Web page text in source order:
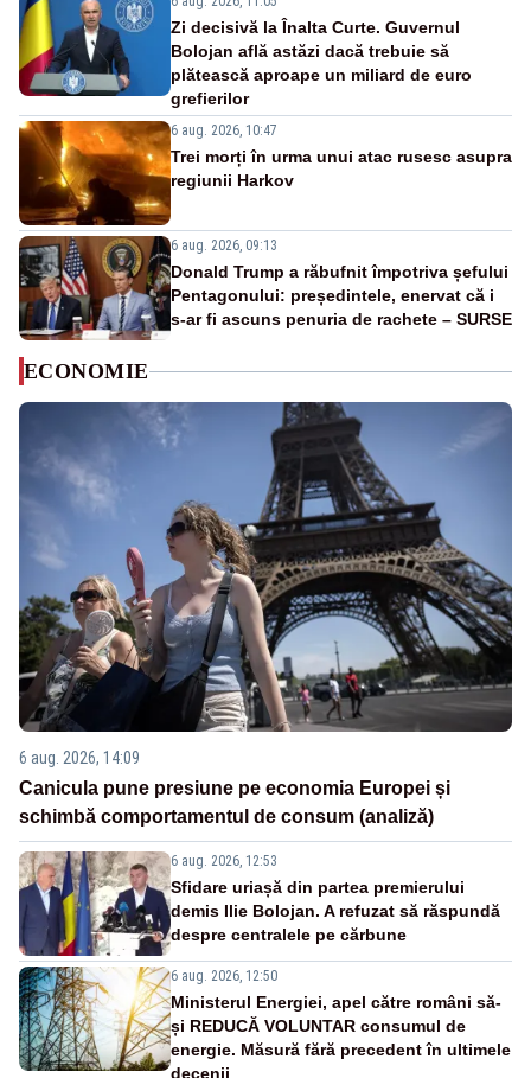
Zi decisivă la Înalta Curte. Guvernul
Bolojan află astăzi dacă trebuie să
plătească aproape un miliard de euro
grefierilor
6 aug. 2026, 10:47
Trei morți în urma unui atac rusesc asupra
regiunii Harkov
6 aug. 2026, 09:13
Donald Trump a răbufnit împotriva șefului
Pentagonului: președintele, enervat că i
s-ar fi ascuns penuria de rachete – SURSE
ECONOMIE
6 aug. 2026, 14:09
Canicula pune presiune pe economia Europei și
schimbă comportamentul de consum (analiză)
6 aug. 2026, 12:53
Sfidare uriașă din partea premierului
demis Ilie Bolojan. A refuzat să răspundă
despre centralele pe cărbune
6 aug. 2026, 12:50
Ministerul Energiei, apel către români să-
și REDUCĂ VOLUNTAR consumul de
energie. Măsură fără precedent în ultimele
decenii